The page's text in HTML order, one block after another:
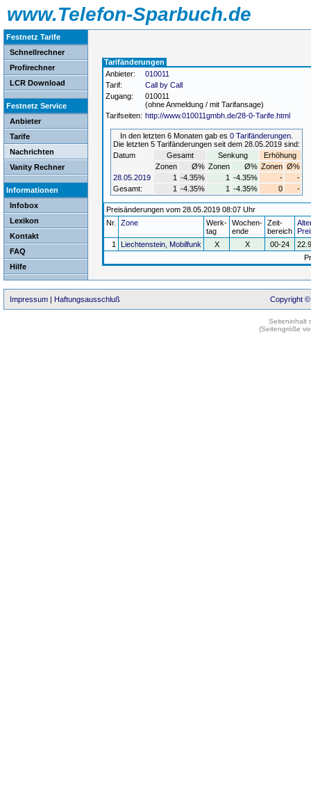
www.Telefon-Sparbuch.de
Festnetz Tarife
Schnellrechner
Profirechner
LCR Download
Festnetz Service
Anbieter
Tarife
Nachrichten
Vanity Rechner
Informationen
Infobox
Lexikon
Kontakt
FAQ
Hilfe
Tarifänderungen
Anbieter:
010011
Tarif:
Call by Call
Zugang:
010011
(ohne Anmeldung / mit Tarifansage)
Tarifseiten: http://www.010011gmbh.de/28-0-Tarife.html
In den letzten 6 Monaten gab es 0 Tarifänderungen
Die letzten 5 Tarifänderungen seit dem 28.05.2019 sind:
Datum
Gesamt Senkung
Erhöhung
Zonen
Ø% Zonen Ø% Zonen Ø%
28.05.2019
1 -4.35% 1 -4.35% -
-
Gesamt:
1 -4.35% 1 -4.35% 0 -
Preisänderungen vom 28.05.2019 08:07 Uhr
Nr.
Zone
Werk-
tag
Wochen-
ende
Zeit-
bereich
1
Liechtenstein, Mobilfunk X X 00-24
Impressum | Haftungsausschluß Copyright ©
Seiteninhalt
(Seitengröße